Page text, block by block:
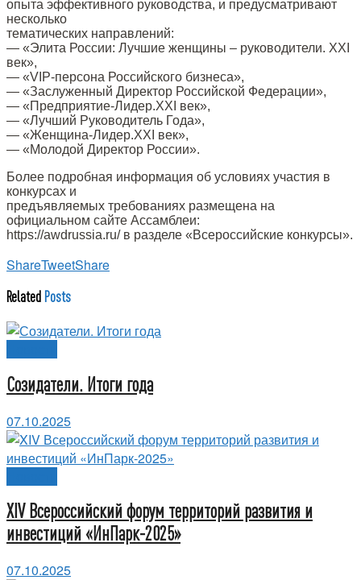
опыта эффективного руководства, и предусматривают
несколько
тематических направлений:
— «Элита России: Лучшие женщины – руководители. XXI
век»,
— «VIP-персона Российского бизнеса»,
— «Заслуженный Директор Российской Федерации»,
— «Предприятие-Лидер.XXI век»,
— «Лучший Руководитель Года»,
— «Женщина-Лидер.XXI век»,
— «Молодой Директор России».
Более подробная информация об условиях участия в
конкурсах и
предъявляемых требованиях размещена на
официальном сайте Ассамблеи:
https://awdrussia.ru/ в разделе «Всероссийские конкурсы».
ShareTweetShare
Related Posts
Созидатели. Итоги года
07.10.2025
XIV Всероссийский форум территорий развития и
инвестиций «ИнПарк-2025»
07.10.2025